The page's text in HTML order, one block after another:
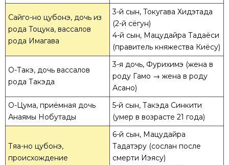
Сайго-но цубонэ, дочь из
рода Тоцука, вассалов
рода Имагава
3-й сын, Токугава Хидэтада
(2-й сёгун)
4-й сын, Мацудайра Тадаёси
(правитель княжества Киёсу)
О-Такэ, дочь вассалов
рода Такэда
3-я дочь, Фурихимэ (жена в
роду Гамо → жена в роду
Асано)
О-Цума, приёмная дочь
Анаямы Нобутады
5-й сын, Такэда Синкити
(умер в возрасте 21 года)
Тяа-но цубонэ,
происхождение
6-й сын, Мацудайра
Тадатэру (сослан после
смерти Иэясу)